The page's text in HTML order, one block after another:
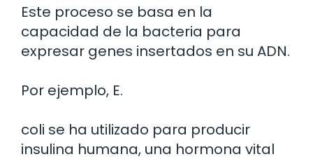
Este proceso se basa en la
capacidad de la bacteria para
expresar genes insertados en su ADN.
Por ejemplo, E.
coli se ha utilizado para producir
insulina humana, una hormona vital